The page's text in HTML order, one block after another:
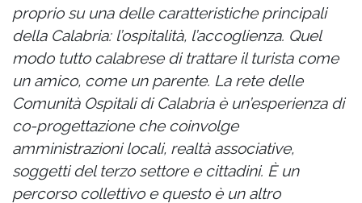
proprio su una delle caratteristiche principali
della Calabria: l’ospitalità, l’accoglienza. Quel
modo tutto calabrese di trattare il turista come
un amico, come un parente. La rete delle
Comunità Ospitali di Calabria è un’esperienza di
co-progettazione che coinvolge
amministrazioni locali, realtà associative,
soggetti del terzo settore e cittadini. È un
percorso collettivo e questo è un altro